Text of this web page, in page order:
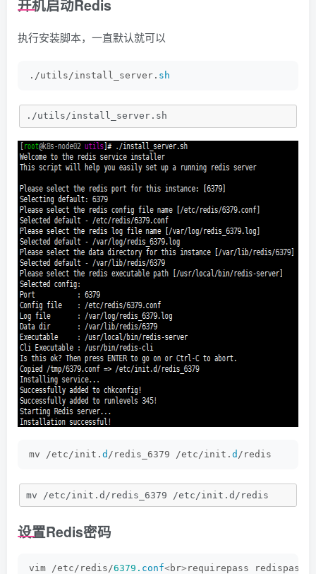
开机启动Redis
执行安装脚本，一直默认就可以
./utils/install_server. sh
./utils/install_server.sh
mv /etc/init. d /redis_6379 /etc/init. d /redis
mv /etc/init.d/redis_6379 /etc/init.d/redis
设置Redis密码
vim /etc/redis/6379. conf<br> requirepass redispass